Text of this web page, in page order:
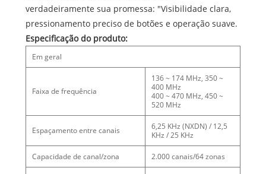
verdadeiramente sua promessa: "Visibilidade clara,
pressionamento preciso de botões e operação suave.
Especificação do produto:
Em geral
Faixa de frequência
136 ~ 174 MHz, 350 ~
400 MHz
400 ~ 470 MHz, 450 ~
520 MHz
Espaçamento entre canais
6,25 KHz (NXDN) / 12,5
KHz / 25 KHz
Capacidade de canal/zona 2.000 canais/64 zonas